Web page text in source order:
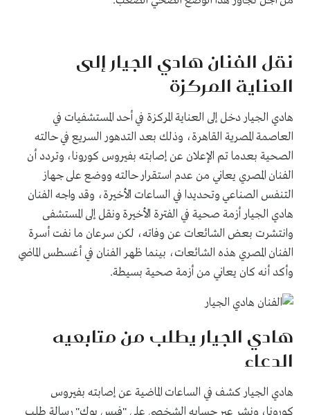
نقل الفنان هادي الجيار إلى
العناية المركزة
هادي الجيار دخل إلى العناية المركزة في أحد المستشفيات في
العاصمة المصرية القاهرة، وذلك بعد التدهور السريع في حالته
الصحية بعدما تم الإعلان عن إصابته بفيروس كورونا، وتردد أن
الفنان المصري يعاني من عدم استقرار حالته ووضع على جهاز
التنفس الصناعي وتحديدا في الساعات الأخيرة، وقد واجه الفنان
هادي الجيار أزمة صحية في الفترة الأخيرة ونقل إلى المستشفى
وانتشرت بعض الشائعات عن وفاته، لكن سرعان ما نفت أسرة
الفنان المصري هذه الشائعات، بينما ظهر الفنان في أغسطس الماضي
وأكد أنه كان يعاني من أزمة صحية بسيطة.
هادي الجيار يطلب من متابعيه
الدعاء
هادي الجيار كشف في الساعات الماضية عن إصابته بفيروس
كورونا، ونشر عبر حسابه الشخصي على "فيس بوك" رسالة طلب